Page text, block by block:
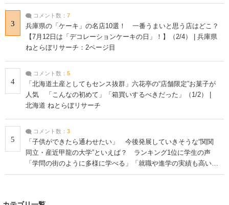
3
コメント数： 7
兵庫県の「ケーキ」の名店10選！ 一番うまいと思う店はどこ？
【7月12日は「デコレーションケーキの日」！】（2/4） | 兵庫県
ねとらぼリサーチ：2ページ目
4
コメント数： 5
「北海道土産としてもセンス抜群」六花亭の“店舗限定”お菓子が
人気 「こんなの初めて」「箱買いするべきだった」（1/2） |
北海道 ねとらぼリサーチ
5
コメント数： 3
「子供ができたら通わせたい」 今後発展していきそうな“関関
同立・産近甲龍の大学”といえば？ ランキング1位に学生の声
「学問の街のように多様に学べる」「就職や進学の実績も高い」
| 大学 ねとらぼリサーチ